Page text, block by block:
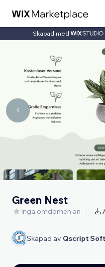
Skapad med
Green Nest
Inga omdömen än
Skapad av Qscript